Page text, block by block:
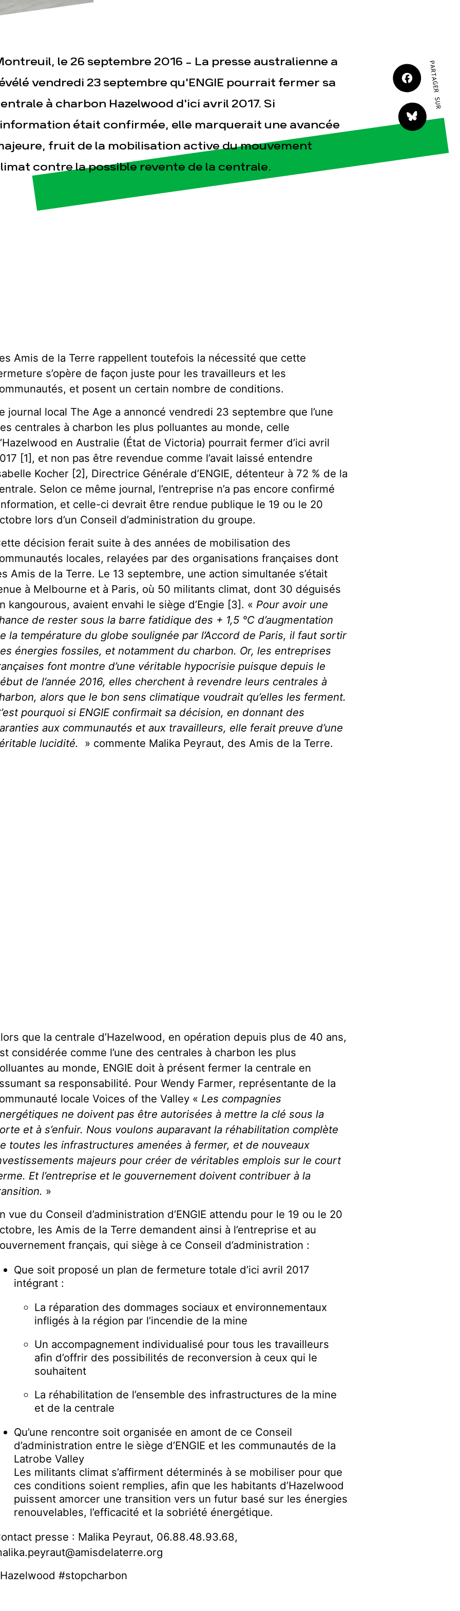
Publications Contact
le 26 septembre 2016 – La presse australienne a
vendredi 23 septembre qu'ENGIE pourrait fermer sa
à charbon Hazelwood d'ici avril 2017. Si
était confirmée, elle marquerait une avancée
fruit de la mobilisation active du mouvement
contre la possible revente de la centrale.
PARTAGER SUR
Amis de la Terre rappellent toutefois la nécessité que cette
s’opère de façon juste pour les travailleurs et les
et posent un certain nombre de conditions.
journal local The Age a annoncé vendredi 23 septembre que l’une
centrales à charbon les plus polluantes au monde, celle
en Australie (État de Victoria) pourrait fermer d’ici avril
[1], et non pas être revendue comme l’avait laissé entendre
Kocher [2], Directrice Générale d’ENGIE, détenteur à 72 % de la
Selon ce même journal, l’entreprise n’a pas encore confirmé
et celle-ci devrait être rendue publique le 19 ou le 20
lors d’un Conseil d’administration du groupe.
décision ferait suite à des années de mobilisation des
locales, relayées par des organisations françaises dont
Amis de la Terre. Le 13 septembre, une action simultanée s’était
à Melbourne et à Paris, où 50 militants climat, dont 30 déguisés
kangourous, avaient envahi le siège d’Engie [3]. « Pour avoir une
de rester sous la barre fatidique des + 1,5 °C d’augmentation
la température du globe soulignée par l’Accord de Paris, il faut sortir
énergies fossiles, et notamment du charbon. Or, les entreprises
font montre d’une véritable hypocrisie puisque depuis le
de l’année 2016, elles cherchent à revendre leurs centrales à
alors que le bon sens climatique voudrait qu’elles les ferment.
pourquoi si ENGIE confirmait sa décision, en donnant des
aux communautés et aux travailleurs, elle ferait preuve d’une
lucidité. » commente Malika Peyraut, des Amis de la Terre.
que la centrale d’Hazelwood, en opération depuis plus de 40 ans,
considérée comme l’une des centrales à charbon les plus
au monde, ENGIE doit à présent fermer la centrale en
sa responsabilité. Pour Wendy Farmer, représentante de la
locale Voices of the Valley « Les compagnies
ne doivent pas être autorisées à mettre la clé sous la
et à s’enfuir. Nous voulons auparavant la réhabilitation complète
toutes les infrastructures amenées à fermer, et de nouveaux
majeurs pour créer de véritables emplois sur le court
Et l’entreprise et le gouvernement doivent contribuer à la
»
vue du Conseil d’administration d’ENGIE attendu pour le 19 ou le 20
les Amis de la Terre demandent ainsi à l’entreprise et au
français, qui siège à ce Conseil d’administration :
Que soit proposé un plan de fermeture totale d’ici avril 2017
intégrant :
La réparation des dommages sociaux et environnementaux
infligés à la région par l’incendie de la mine
Un accompagnement individualisé pour tous les travailleurs
afin d’offrir des possibilités de reconversion à ceux qui le
souhaitent
La réhabilitation de l’ensemble des infrastructures de la mine
et de la centrale
Qu’une rencontre soit organisée en amont de ce Conseil
d’administration entre le siège d’ENGIE et les communautés de la
Latrobe Valley
Les militants climat s’affirment déterminés à se mobiliser pour que
ces conditions soient remplies, afin que les habitants d’Hazelwood
puissent amorcer une transition vers un futur basé sur les énergies
renouvelables, l’efficacité et la sobriété énergétique.
presse : Malika Peyraut, 06.88.48.93.68,
#stopcharbon